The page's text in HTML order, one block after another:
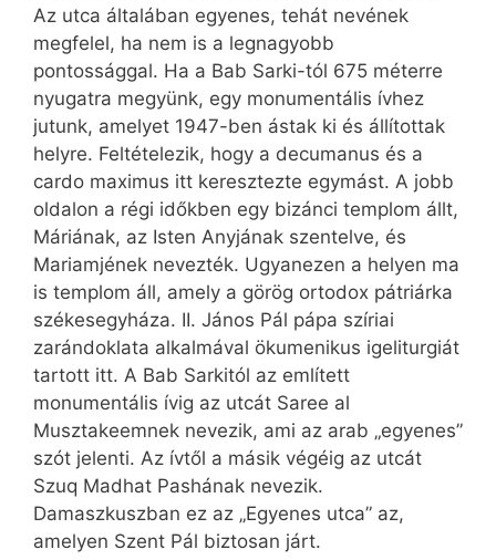
Az utca általában egyenes, tehát nevének
megfelel, ha nem is a legnagyobb
pontossággal. Ha a Bab Sarki-tól 675 méterre
nyugatra megyünk, egy monumentális ívhez
jutunk, amelyet 1947-ben ástak ki és állítottak
helyre. Feltételezik, hogy a decumanus és a
cardo maximus itt keresztezte egymást. A jobb
oldalon a régi időkben egy bizánci templom állt,
Máriának, az Isten Anyjának szentelve, és
Mariamjének nevezték. Ugyanezen a helyen ma
is templom áll, amely a görög ortodox pátriárka
székesegyháza. II. János Pál pápa szíriai
zarándoklata alkalmával ökumenikus igeliturgiát
tartott itt. A Bab Sarkitól az említett
monumentális ívig az utcát Saree al
Musztakeemnek nevezik, ami az arab „egyenes”
szót jelenti. Az ívtől a másik végéig az utcát
Szuq Madhat Pashának nevezik.
Damaszkuszban ez az „Egyenes utca” az,
amelyen Szent Pál biztosan járt.